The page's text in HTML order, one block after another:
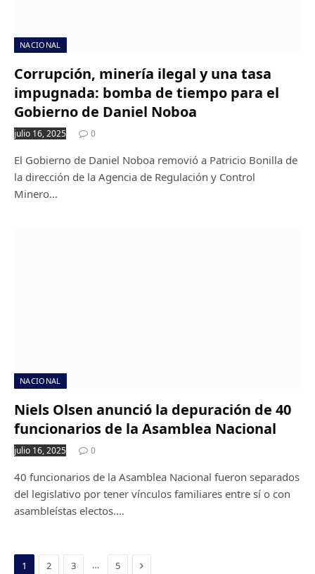
NACIONAL
Corrupción, minería ilegal y una tasa
impugnada: bomba de tiempo para el
Gobierno de Daniel Noboa
julio 16, 2025 0
El Gobierno de Daniel Noboa removió a Patricio Bonilla de
la dirección de la Agencia de Regulación y Control
Minero…
NACIONAL
Niels Olsen anunció la depuración de 40
funcionarios de la Asamblea Nacional
julio 16, 2025 0
40 funcionarios de la Asamblea Nacional fueron separados
del legislativo por tener vínculos familiares entre sí o con
asambleístas electos.…
1 2 3 … 5 Next